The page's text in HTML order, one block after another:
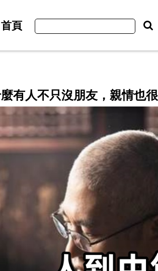
首頁
有人不只沒朋友，親情也